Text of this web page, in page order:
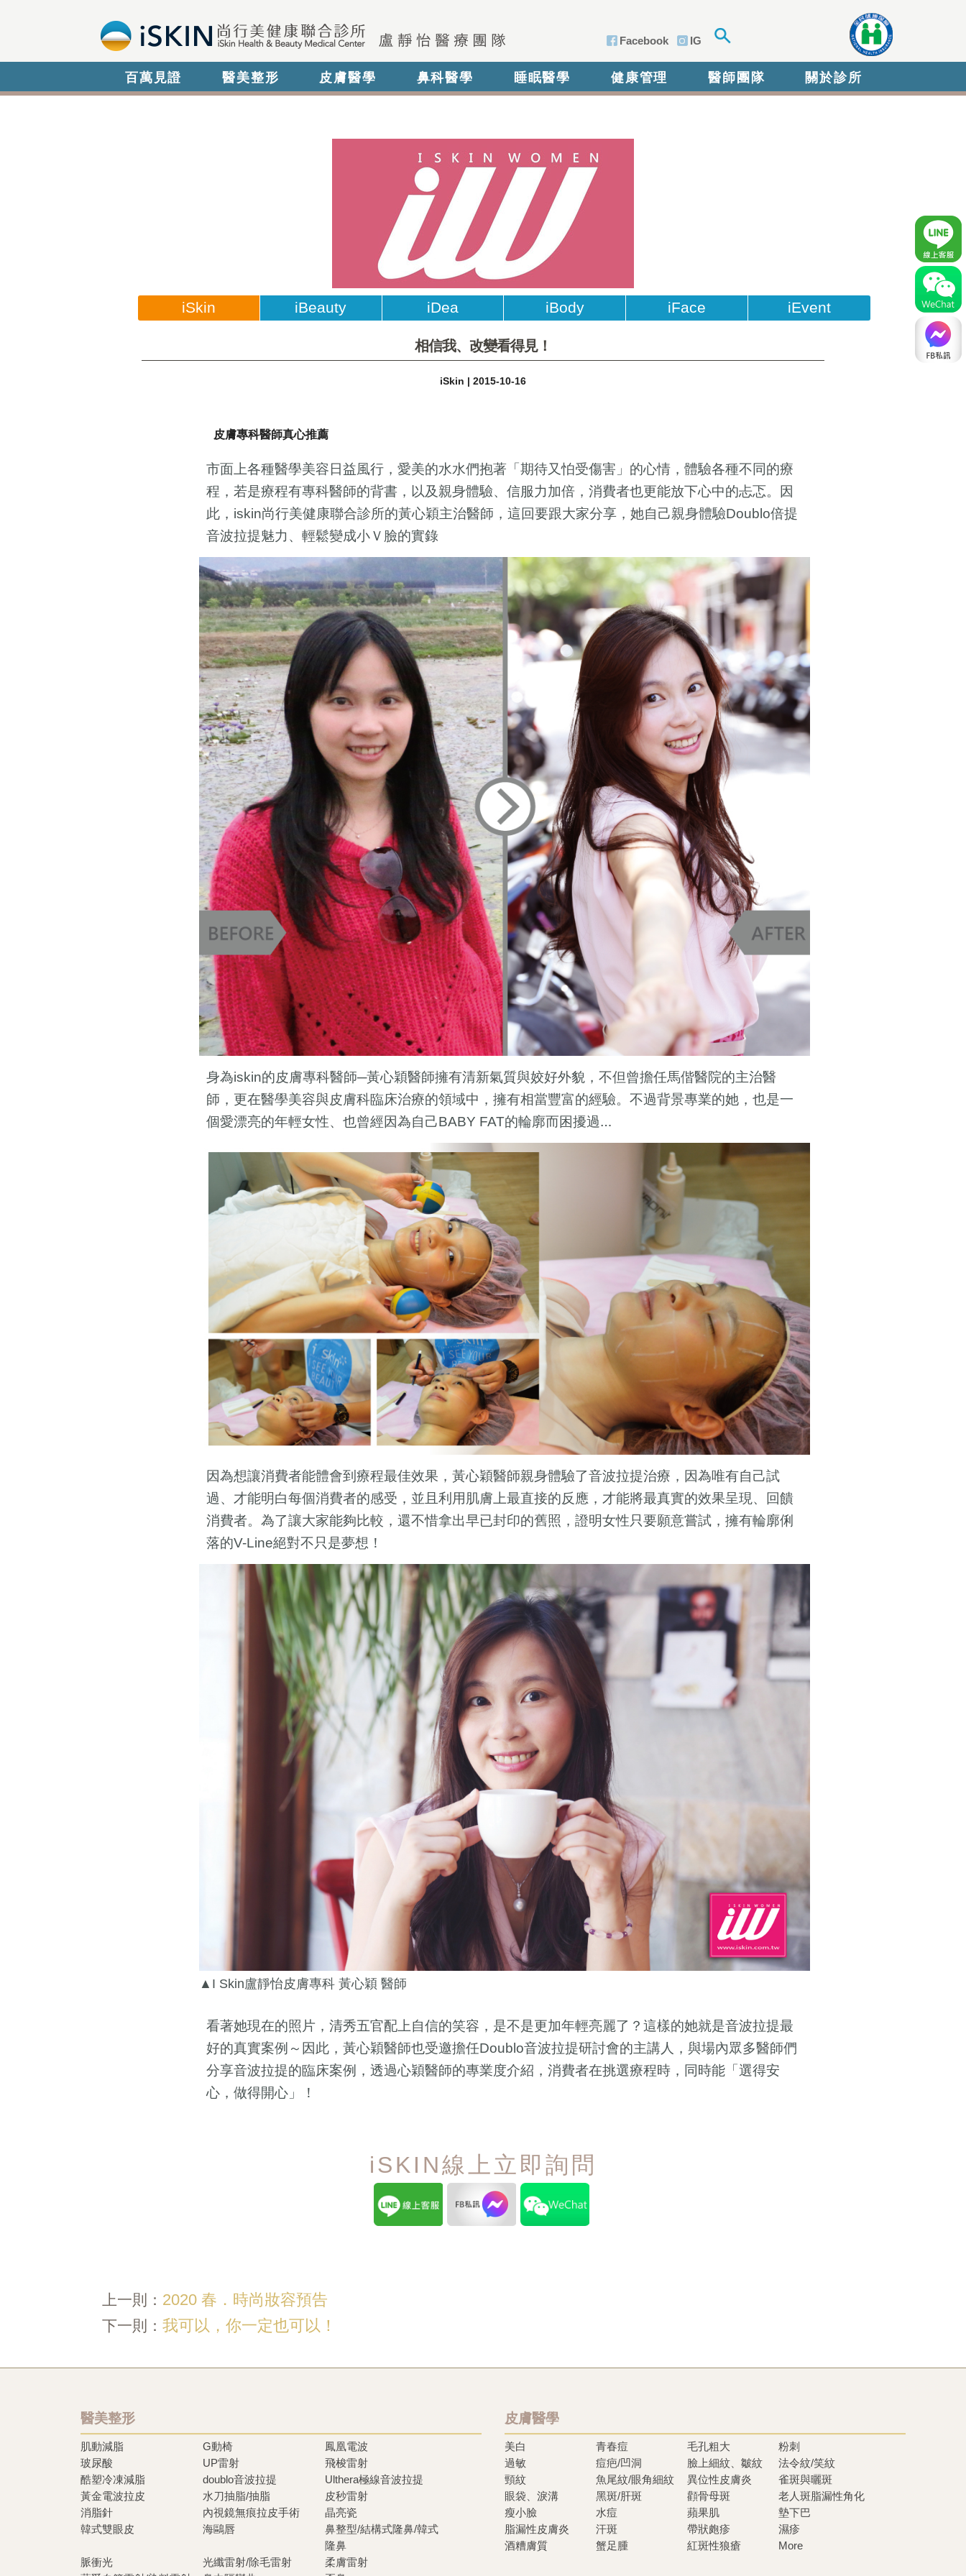
Facebook IG
百萬見證 醫美整形 皮膚醫學 鼻科醫學 睡眠醫學 健康管理 醫師團隊 關於診所
iSkin iBeauty iDea iBody iFace iEvent
相信我、改變看得見！
iSkin | 2015-10-16
皮膚專科醫師真心推薦
市面上各種醫學美容日益風行，愛美的水水們抱著「期待又怕受傷害」的心情，體驗各種不同的療
程，若是療程有專科醫師的背書，以及親身體驗、信服力加倍，消費者也更能放下心中的忐忑。因
此， iskin尚行美健康聯合診所的黃心穎主治醫師，這回要跟大家分享，她自己親身體驗Doublo倍提
音波拉提魅力、輕鬆變成小Ｖ臉的實錄
身為iskin的皮膚專科醫師─黃心穎醫師擁有清新氣質與姣好外貌，不但曾擔任馬偕醫院的主治醫
師，更在醫學美容與皮膚科臨床治療的領域中，擁有相當豐富的經驗。不過背景專業的她，也是一
個愛漂亮的年輕女性、也曾經因為自己BABY FAT的輪廓而困擾過…
因為想讓消費者能體會到療程最佳效果， 黃心穎醫師親身體驗了音波拉提治療，因為唯有自己試
過、才能明白每個消費者的感受，並且利用肌膚上最直接的反應，才能將最真實的效果呈現、回饋
消費者。為了讓大家能夠比較，還不惜拿出早已封印的舊照，證明女性只要願意嘗試，擁有輪廓俐
落的V-Line絕對不只是夢想！
▲I Skin盧靜怡皮膚專科 黃心穎 醫師
看著她現在的照片，清秀五官配上自信的笑容，是不是更加年輕亮麗了？這樣的她就是音波拉提最
好的真實案例～因此，黃心穎醫師也受邀擔任Doublo音波拉提研討會的主講人，與場內眾多醫師們
分享音波拉提的臨床案例，透過心穎醫師的專業度介紹，消費者在挑選療程時，同時能「選得安
心，做得開心」！
iSKIN線上立即詢問
上一則： 2020 春．時尚妝容預告
下一則： 我可以，你一定也可以！
醫美整形
肌動減脂 G動椅
鳳凰電波
玻尿酸
UP雷射
飛梭雷射
酷塑冷凍減脂
doublo音波拉提
Ulthera極線音波拉提
黃金電波拉皮
水刀抽脂/抽脂
皮秒雷射
消脂針
內視鏡無痕拉皮手術
晶亮瓷
韓式雙眼皮
海鷗唇
鼻整型/結構式隆鼻/韓式
隆鼻
脈衝光
光纖雷射/除毛雷射
柔膚雷射
皮膚醫學
美白 青春痘 毛孔粗大
粉刺
過敏
痘疤/凹洞 臉上細紋、皺紋
法令紋/笑紋
頸紋
魚尾紋/眼角細紋 異位性皮膚炎
雀斑與曬斑
眼袋、淚溝
黑斑/肝斑 顴骨母斑
老人斑脂漏性角化
瘦小臉
水痘 蘋果肌
墊下巴
脂漏性皮膚炎
汗斑 帶狀皰疹
濕疹
酒糟膚質
蟹足腫 紅斑性狼瘡 More